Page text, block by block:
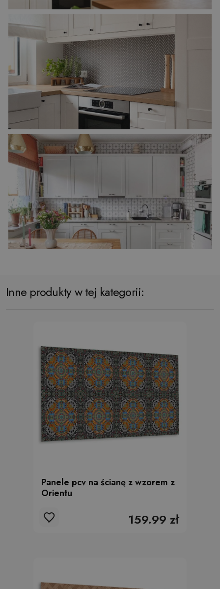
Inne produkty w tej kategorii:
Panele pcv na ścianę z wzorem z
Orientu
159.99 zł